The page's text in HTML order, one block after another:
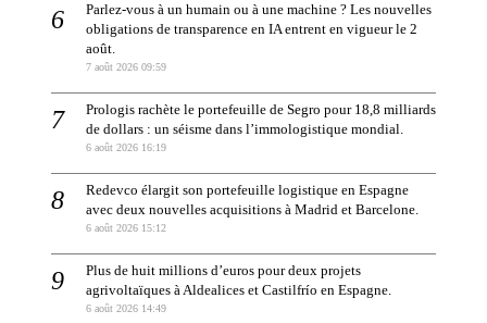
Parlez-vous à un humain ou à une machine ? Les nouvelles
obligations de transparence en IA entrent en vigueur le 2
août.
7 août 2026 09:59
Prologis rachète le portefeuille de Segro pour 18,8 milliards
de dollars : un séisme dans l’immologistique mondial.
6 août 2026 16:19
Redevco élargit son portefeuille logistique en Espagne
avec deux nouvelles acquisitions à Madrid et Barcelone.
6 août 2026 15:12
Plus de huit millions d’euros pour deux projets
agrivoltaïques à Aldealices et Castilfrío en Espagne.
6 août 2026 14:49